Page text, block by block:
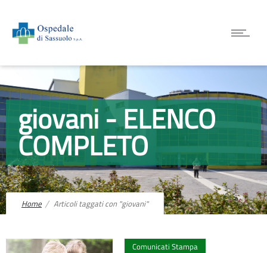
giovani - ELENCO
COMPLETO
Home Articoli taggati con "giovani"
Comunicati Stampa